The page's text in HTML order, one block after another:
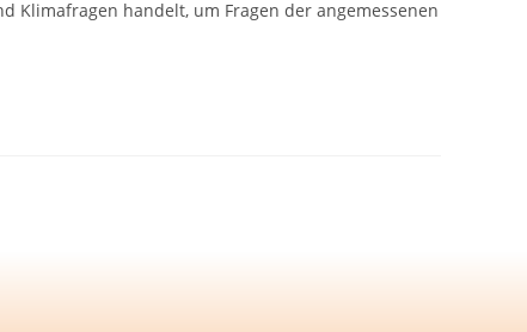
Klimafragen handelt, um Fragen der angemessenen